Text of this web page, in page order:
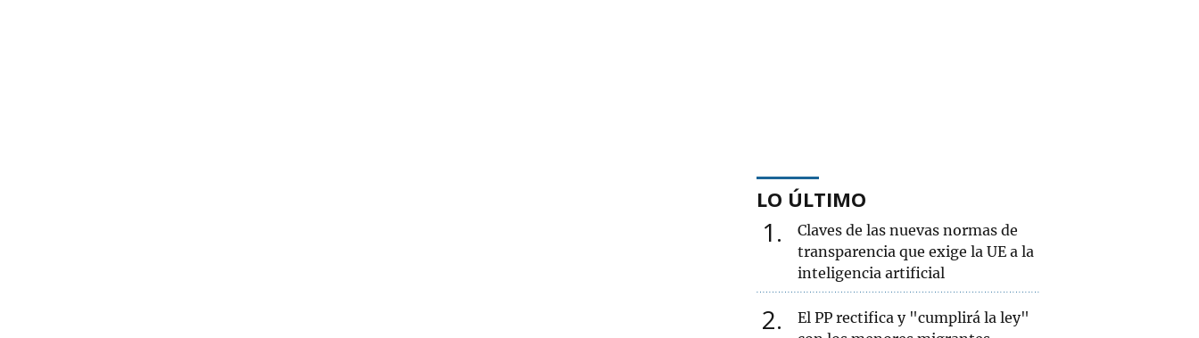
LO ÚLTIMO
1
Claves de las nuevas normas de
transparencia que exige la UE a la
inteligencia artificial
2
El PP rectifica y "cumplirá la ley"